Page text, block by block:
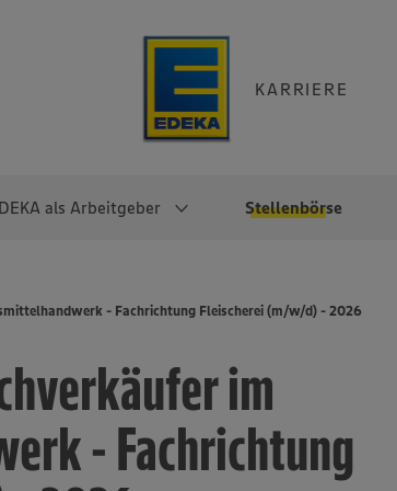
KARRIERE
als Arbeitgeber Stellenbörse
Direkteinstieg
Noch Fragen?
Überblick
EDEKA Fruchtkontor
EDEKA Foodservice
EDEKA-
- Fachrichtung Fleischerei (m/w/d) - 2026
im
- Fachrichtung